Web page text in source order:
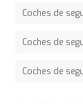
Coches de
Coches de
Coches de